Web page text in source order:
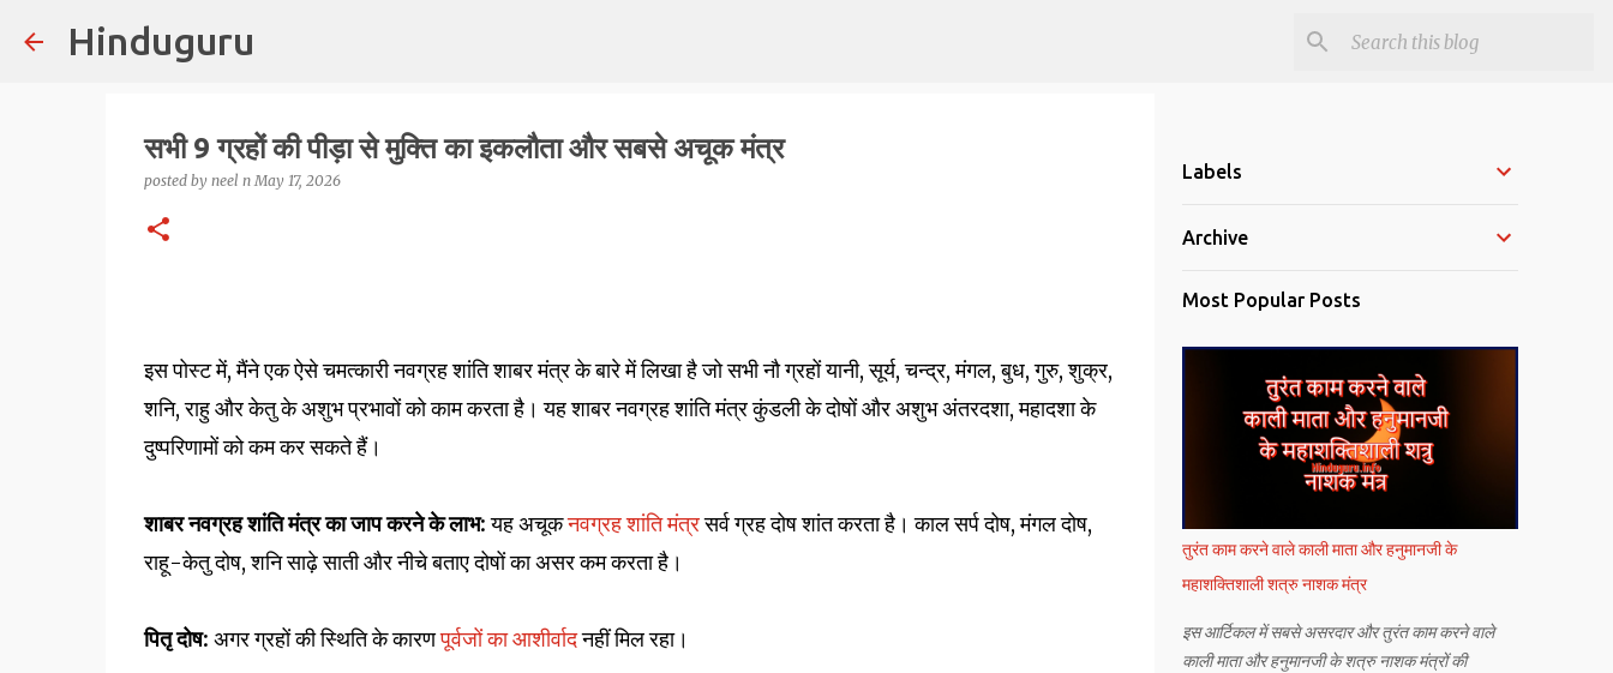
Hinduguru
सभी 9 ग्रहों की पीड़ा से मुक्ति का इकलौता और सबसे अचूक मंत्र
posted by neel n May 17, 2026
इस पोस्ट में, मैंने एक ऐसे चमत्कारी नवग्रह शांति शाबर मंत्र के बारे में लिखा है जो सभी नौ ग्रहों यानी, सूर्य, चन्द्र, मंगल, बुध, गुरु, शुक्र,
शनि, राहु और केतु के अशुभ प्रभावों को काम करता है। यह शाबर नवग्रह शांति मंत्र कुंडली के दोषों और अशुभ अंतरदशा, महादशा के
दुष्परिणामों को कम कर सकते हैं।
शाबर नवग्रह शांति मंत्र का जाप करने के लाभ:यह अचूकनवग्रह शांति मंत्रसर्व ग्रह दोष शांत करता है। काल सर्प दोष, मंगल दोष,
राहू-केतु दोष, शनि साढ़े साती और नीचे बताए दोषों का असर कम करता है।
पितृ दोष: अगर ग्रहों की स्थिति के कारणपूर्वजों का आशीर्वादनहीं मिल रहा।
Labels
Archive
Most Popular Posts
तुरंत काम करने वाले काली माता और हनुमानजी के
महाशक्तिशाली शत्रु नाशक मंत्र
इस आर्टिकल में सबसे असरदार और तुरंत काम करने वाले
काली माता और हनुमानजी के शत्रु नाशक मंत्रों की